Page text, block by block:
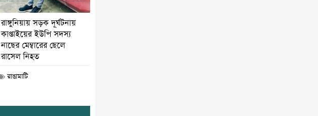
রাঙ্গুনিয়ায় সড়ক দূর্ঘটনায়
কাপ্তাইয়ের ইউপি সদস্য
নাছের মেম্বারের ছেলে
রাসেল নিহত
রাঙামাটি